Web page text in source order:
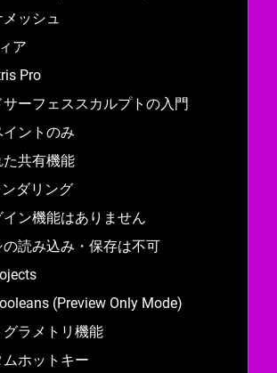
メッシュ
ア
Pro
ーフェススカルプトの入門
ントのみ
た共有機能
ンダリング
イン機能はありません
の読み込み・保存は不可
(Preview Only Mode)
グラメトリ機能
ムホットキー